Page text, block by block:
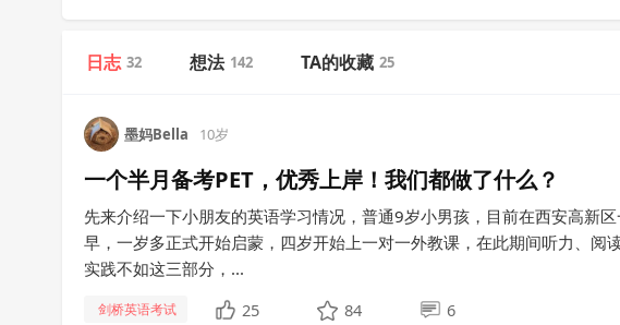
日志 32 想法 142 TA的收藏 25
墨妈Bella 10岁
一个半月备考PET，优秀上岸！我们都做了什么？
先来介绍一下小朋友的英语学习情况，普通9岁小男孩，目前在西安高新
早，一岁多正式开始启蒙，四岁开始上一对一外教课，在此期间听力、阅
实践不如这三部分，...
剑桥英语考试 25 84 6